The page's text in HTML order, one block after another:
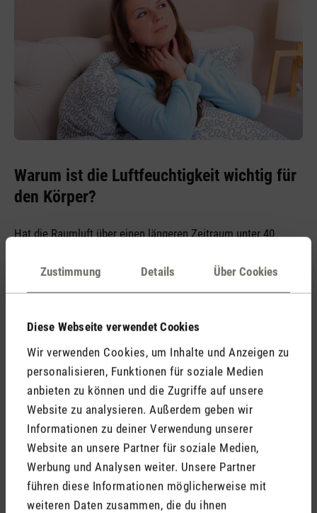
Zustimmung Details Über Cookies
Diese Webseite verwendet Cookies
Wir verwenden Cookies, um Inhalte und Anzeigen zu
personalisieren, Funktionen für soziale Medien
anbieten zu können und die Zugriffe auf unsere
Website zu analysieren. Außerdem geben wir
Informationen zu deiner Verwendung unserer
Website an unsere Partner für soziale Medien,
Werbung und Analysen weiter. Unsere Partner
führen diese Informationen möglicherweise mit
weiteren Daten zusammen, die du ihnen
Warum ist die Luftfeuchtigkeit wichtig für
den Körper?
Hat die Raumluft über einen längeren Zeitraum unter 40
Auswirkungen auf den Körper. Dabei trocknen die
höhere Infektanfälligkeit sind möglich. Weitere
duhier . EinLuftbefeuchterschafft hier Abhilfe und sorgt
dafür, dass es nicht so weit kommt. Er sorgt für ein
optimales Raumklima, indem du dich rundum wohlfühlen
kannst.
Auch eine zu hohe Luftfeuchtigkeit hat Auswirkungen auf
unsere Gesundheit. Weitere Informationen findest du